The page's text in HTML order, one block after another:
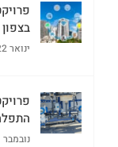
בצפון
ינואר 27th, 2022
נובמבר 22nd, 2021